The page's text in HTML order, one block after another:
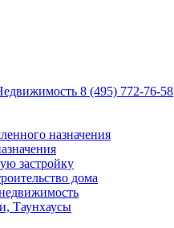
8 (495) 772-76-58
назначения
застройку
дома
Таунхаусы